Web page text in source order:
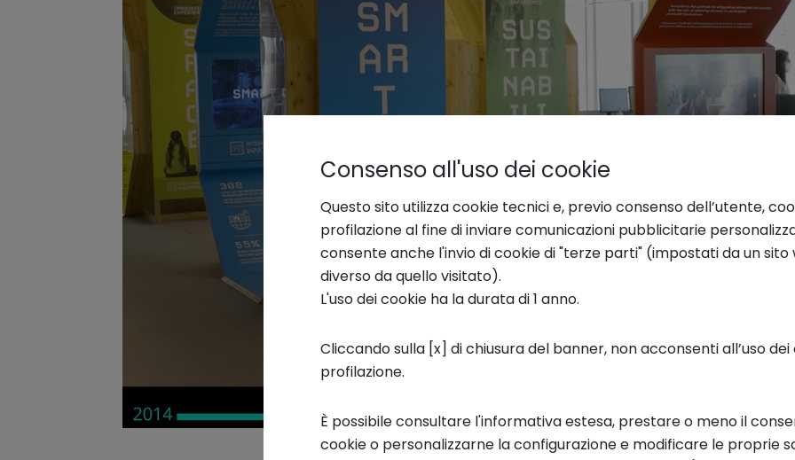
Consenso all'uso dei cookie
Questo sito utilizza cookie tecnici e, previo consenso dell’utente,
profilazione al fine di inviare comunicazioni pubblicitarie
consente anche l'invio di cookie di "terze parti" (impostati da un sito
diverso da quello visitato).
L'uso dei cookie ha la durata di 1 anno.
Cliccando sulla [x] di chiusura del banner, non acconsenti all’uso dei
profilazione.
È possibile consultare l'informativa estesa, prestare o meno il
cookie o personalizzarne la configurazione e modificare le proprie